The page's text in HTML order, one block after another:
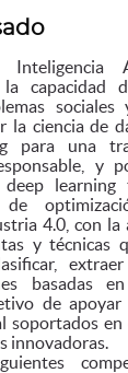
Inteligencia
capacidad
la ciencia de
para una
y
learning
de
4.0, con la
y técnicas
basadas
de apoyar
soportados en
innovadoras.